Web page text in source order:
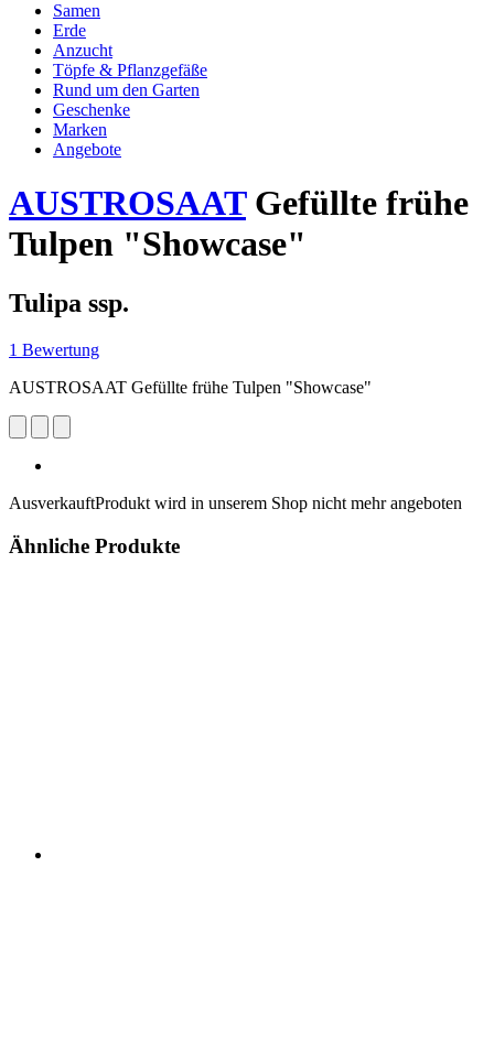
Samen
Erde
Anzucht
Töpfe & Pflanzgefäße
Rund um den Garten
Geschenke
Marken
Angebote
AUSTROSAATGefüllte frühe
Tulpen "Showcase"
Tulipa ssp.
1 Bewertung
AUSTROSAAT Gefüllte frühe Tulpen "Showcase"
AusverkauftProdukt wird in unserem Shop nicht mehr angeboten
Ähnliche Produkte